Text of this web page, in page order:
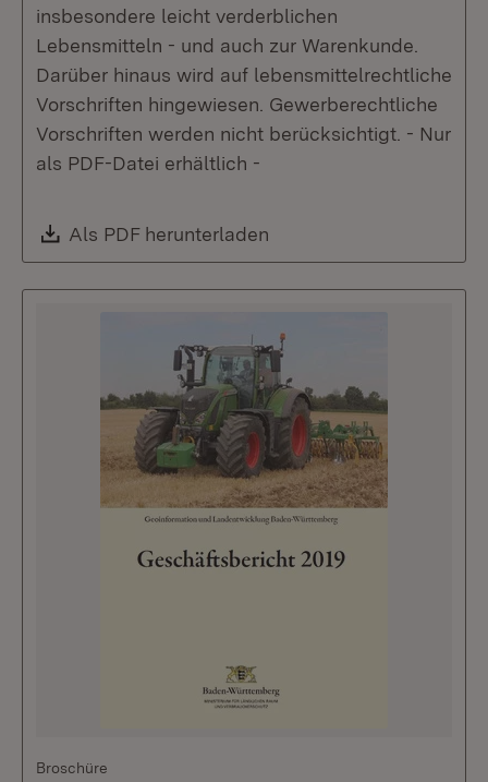
insbesondere leicht verderblichen
Lebensmitteln - und auch zur Warenkunde.
Darüber hinaus wird auf lebensmittelrechtliche
Vorschriften hingewiesen. Gewerberechtliche
Vorschriften werden nicht berücksichtigt. - Nur
als PDF-Datei erhältlich -
Download:
Als PDF herunterladen
Broschüre